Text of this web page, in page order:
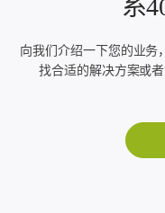
系
向我们介绍一下您的业务
找合适的解决方案或